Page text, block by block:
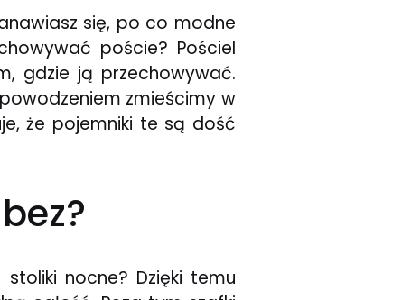
się, po co modne
poście? Pościel
gdzie ją przechowywać.
zmieścimy w
że pojemniki te są dość
nocne? Dzięki temu